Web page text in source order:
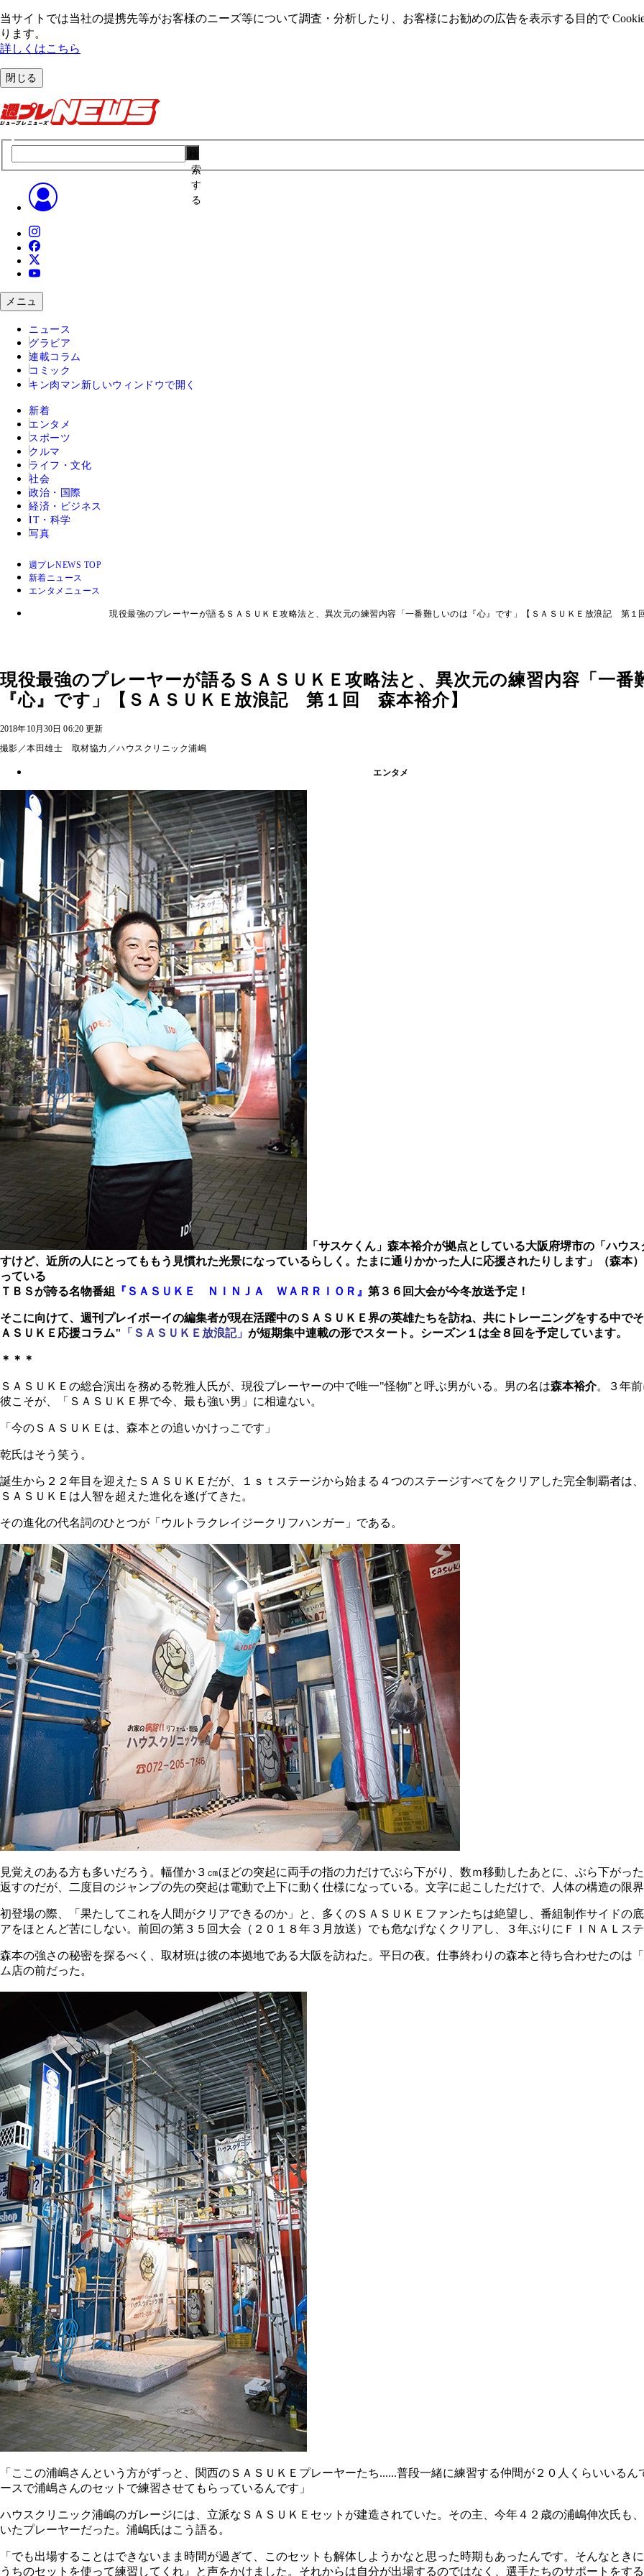
当サイトでは当社の提携先等がお客様のニーズ等について調査・分析したり、お客様にお勧めの広告を表⽰する⽬的で
ります。
詳しくはこちら
閉じる
索
す
る
メニュ
ニュース
グラビア
連載コラム
コミック
キン肉マン 新しいウィンドウで開く
新着
エンタメ
スポーツ
クルマ
ライフ・文化
社会
政治・国際
経済・ビジネス
IT・科学
写真
週プレNEWS TOP
新着ニュース
エンタメニュース
現役最強のプレーヤーが語るＳＡＳＵＫＥ攻略法と、異次元の練習内容「一番難しいのは『心』です」【ＳＡＳＵＫＥ放浪記 第１
現役最強のプレーヤーが語るＳＡＳＵＫＥ攻略法と、異次元の練習内容「一番
『心』です」【ＳＡＳＵＫＥ放浪記 第１回 森本裕介】
2018年10月30日 06:20 更新
撮影／本田雄士 取材協力／ハウスクリニック浦嶋
エンタメ
「サスケくん」森本裕介が拠点としている大阪府堺市の「ハウ
すけど、近所の人にとってももう見慣れた光景になっているらしく。たまに通りかかった人に応援されたりします」（森
っている
ＴＢＳが誇る名物番組
『ＳＡＳＵＫＥ ＮＩＮＪＡ ＷＡＲＲＩＯＲ』 第３６回大会が今冬放送予定！
そこに向けて、週刊プレイボーイの編集者が現在活躍中のＳＡＳＵＫＥ界の英雄たちを訪ね、共にトレーニングをする中で
ＡＳＵＫＥ応援コラム"
「ＳＡＳＵＫＥ放浪記」 が短期集中連載の形でスタート。シーズン１は全８回を予定しています。
＊＊＊
ＳＡＳＵＫＥの総合演出を務める乾雅人氏が、現役プレーヤーの中で唯一"怪物"と呼ぶ男がいる。男の名は森本裕介。３年
彼こそが、「ＳＡＳＵＫＥ界で今、最も強い男」に相違ない。
「今のＳＡＳＵＫＥは、森本との追いかけっこです」
乾氏はそう笑う。
誕生から２２年目を迎えたＳＡＳＵＫＥだが、１ｓｔステージから始まる４つのステージすべてをクリアした完全制覇者は
ＳＡＳＵＫＥは人智を超えた進化を遂げてきた。
その進化の代名詞のひとつが「ウルトラクレイジークリフハンガー」である。
見覚えのある方も多いだろう。幅僅か３㎝ほどの突起に両手の指の力だけでぶら下がり、数ｍ移動したあとに、ぶら下がっ
返すのだが、二度目のジャンプの先の突起は電動で上下に動く仕様になっている。文字に起こしただけで、人体の構造の限
初登場の際、「果たしてこれを人間がクリアできるのか」と、多くのＳＡＳＵＫＥファンたちは絶望し、番組制作サイドの
アをほとんど苦にしない。前回の第３５回大会（２０１８年３月放送）でも危なげなくクリアし、３年ぶりにＦＩＮＡＬステ
森本の強さの秘密を探るべく、取材班は彼の本拠地である大阪を訪ねた。平日の夜。仕事終わりの森本と待ち合わせたのは
ム店の前だった。
「ここの浦嶋さんという方がずっと、関西のＳＡＳＵＫＥプレーヤーたち......普段一緒に練習する仲間が２０人くらいいる
ースで浦嶋さんのセットで練習させてもらっているんです」
ハウスクリニック浦嶋のガレージには、立派なＳＡＳＵＫＥセットが建造されていた。その主、今年４２歳の浦嶋伸次氏も
いたプレーヤーだった。浦嶋氏はこう語る。
「でも出場することはできないまま時間が過ぎて、このセットも解体しようかなと思った時期もあったんです。そんなと
うちのセットを使って練習してくれ』と声をかけました。それからは自分が出場するのではなく、選手たちのサポートをす